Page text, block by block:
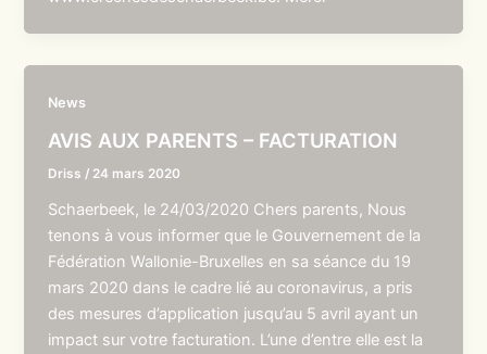
News
AVIS AUX PARENTS – FACTURATION
Driss / 24 mars 2020
Schaerbeek, le 24/03/2020 Chers parents, Nous
tenons à vous informer que le Gouvernement de la
Fédération Wallonie-Bruxelles en sa séance du 19
mars 2020 dans le cadre lié au coronavirus, a pris
des mesures d’application jusqu’au 5 avril ayant un
impact sur votre facturation. L’une d’entre elle est la